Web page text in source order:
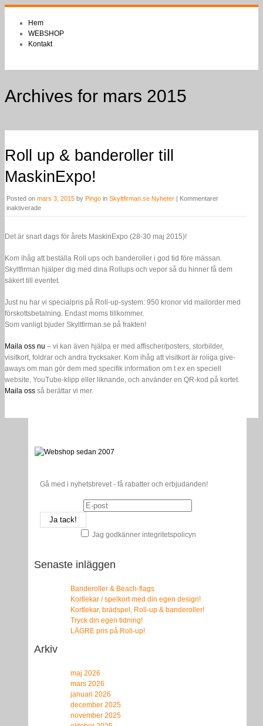
Hem
WEBSHOP
Kontakt
Archives for mars 2015
Roll up & banderoller till
MaskinExpo!
Posted on mars 3, 2015 by Pingo in Skyltfirman.se Nyheter | Kommentarer
inaktiveradeför
&
till
Det är snart dags för årets MaskinExpo (28-30 maj 2015)!
Kom ihåg att beställa Roll ups och banderoller i god tid före mässan.
Skyltfirman hjälper dig med dina Rollups och vepor så du hinner få dem
säkert till eventet.
Just nu har vi specialpris på Roll-up-system: 950 kronor vid mailorder med
förskottsbetalning. Endast moms tillkommer.
Som vanligt bjuder Skyltfirman.se på frakten!
Maila oss nu – vi kan även hjälpa er med affischer/posters, storbilder,
visitkort, foldrar och andra trycksaker. Kom ihåg att visitkort är roliga give-
aways om man gör dem med specifik information om t ex en speciell
website, YouTube-klipp eller liknande, och använder en QR-kod på kortet.
Maila oss så berättar vi mer.
Gå med i nyhetsbrevet - få rabatter och erbjudanden!
Jag godkänner integritetspolicyn
Senaste inläggen
Banderoller & Beach-flags
Kortlekar / spelkort med din egen design!
Kortlekar, brädspel, Roll-up & banderoller!
Tryck din egen tidning!
LÄGRE pris på Roll-up!
Arkiv
maj 2026
mars 2026
januari 2026
december 2025
november 2025